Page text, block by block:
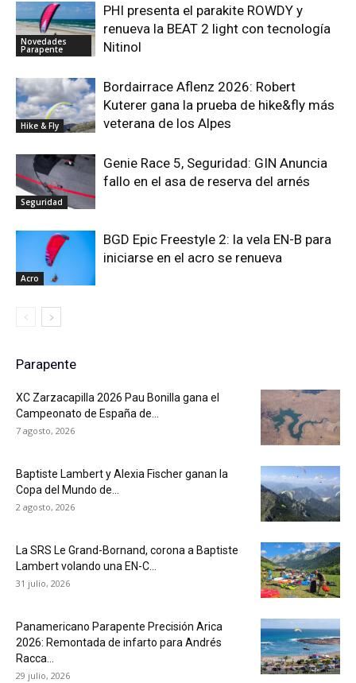
Novedades
Parapente
PHI presenta el parakite ROWDY y
renueva la BEAT 2 light con tecnología
Nitinol
Hike & Fly
Bordairrace Aflenz 2026: Robert
Kuterer gana la prueba de hike&fly más
veterana de los Alpes
Seguridad
Genie Race 5, Seguridad: GIN Anuncia
fallo en el asa de reserva del arnés
Acro
BGD Epic Freestyle 2: la vela EN-B para
iniciarse en el acro se renueva
Parapente
XC Zarzacapilla 2026 Pau Bonilla gana el
Campeonato de España de...
7 agosto, 2026
Baptiste Lambert y Alexia Fischer ganan la
Copa del Mundo de...
2 agosto, 2026
La SRS Le Grand-Bornand, corona a Baptiste
Lambert volando una EN-C...
31 julio, 2026
Panamericano Parapente Precisión Arica
2026: Remontada de infarto para Andrés
Racca...
29 julio, 2026